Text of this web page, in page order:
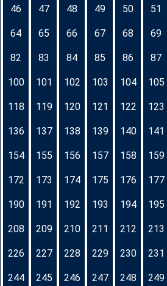
46 47 48 49 50 51
64 65 66 67 68 69
82 83 84 85 86 87
100 101 102 103 104 105
118 119 120 121 122 123
136 137 138 139 140 141
154 155 156 157 158 159
172 173 174 175 176 177
190 191 192 193 194 195
208 209 210 211 212 213
226 227 228 229 230 231
244 245 246 247 248 249